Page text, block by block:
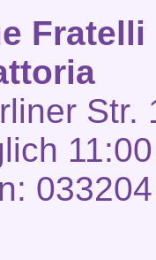
Str.